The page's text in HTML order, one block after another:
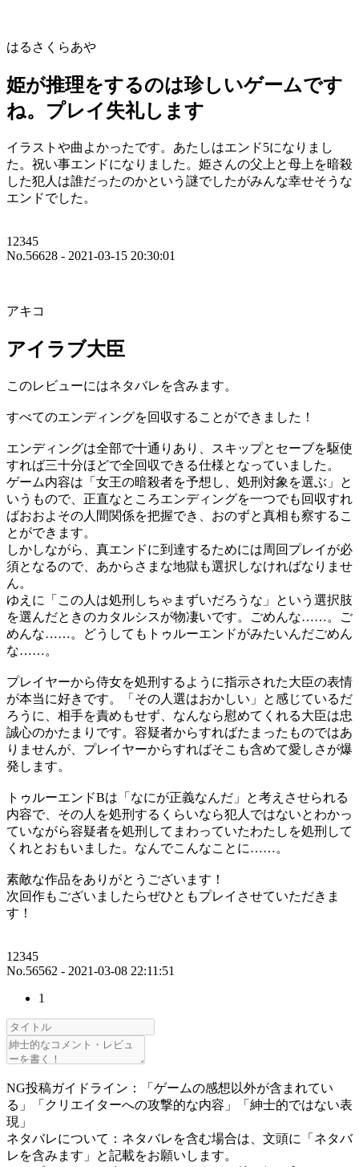
はるさくらあや
姫が推理をするのは珍しいゲームです
ね。プレイ失礼します
イラストや曲よかったです。あたしはエンド5になりまし
た。祝い事エンドになりました。姫さんの父上と母上を暗殺
した犯人は誰だったのかという謎でしたがみんな幸せそうな
エンドでした。
12345
No.56628 - 2021-03-15 20:30:01
アキコ
アイラブ大臣
このレビューにはネタバレを含みます。
すべてのエンディングを回収することができました！
エンディングは全部で十通りあり、スキップとセーブを駆使
すれば三十分ほどで全回収できる仕様となっていました。
ゲーム内容は「女王の暗殺者を予想し、処刑対象を選ぶ」と
いうもので、正直なところエンディングを一つでも回収すれ
ばおおよその人間関係を把握でき、おのずと真相も察するこ
とができます。
しかしながら、真エンドに到達するためには周回プレイが必
須となるので、あからさまな地獄も選択しなければなりませ
ん。
ゆえに「この人は処刑しちゃまずいだろうな」という選択肢
を選んだときのカタルシスが物凄いです。ごめんな……。ご
めんな……。どうしてもトゥルーエンドがみたいんだごめん
な……。
プレイヤーから侍女を処刑するように指示された大臣の表情
が本当に好きです。「その人選はおかしい」と感じているだ
ろうに、相手を責めもせず、なんなら慰めてくれる大臣は忠
誠心のかたまりです。容疑者からすればたまったものではあ
りませんが、プレイヤーからすればそこも含めて愛しさが爆
発します。
トゥルーエンドBは「なにが正義なんだ」と考えさせられる
内容で、その人を処刑するくらいなら犯人ではないとわかっ
ていながら容疑者を処刑してまわっていたわたしを処刑して
くれとおもいました。なんでこんなことに……。
素敵な作品をありがとうございます！
次回作もございましたらぜひともプレイさせていただきま
す！
12345
No.56562 - 2021-03-08 22:11:51
1
NG投稿ガイドライン：「ゲームの感想以外が含まれてい
る」「クリエイターへの攻撃的な内容」「紳士的ではない表
現」
ネタバレについて：ネタバレを含む場合は、文頭に「ネタバ
レを含みます」と記載をお願いします。